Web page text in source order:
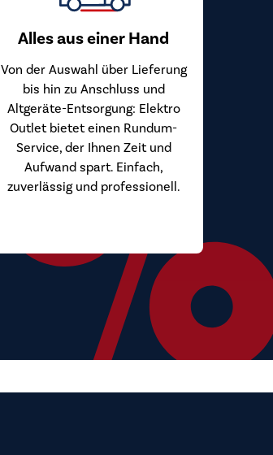
Alles aus einer Hand
Von der Auswahl über Lieferung
bis hin zu Anschluss und
Altgeräte-Entsorgung: Elektro
Outlet bietet einen Rundum-
Service, der Ihnen Zeit und
Aufwand spart. Einfach,
zuverlässig und professionell.